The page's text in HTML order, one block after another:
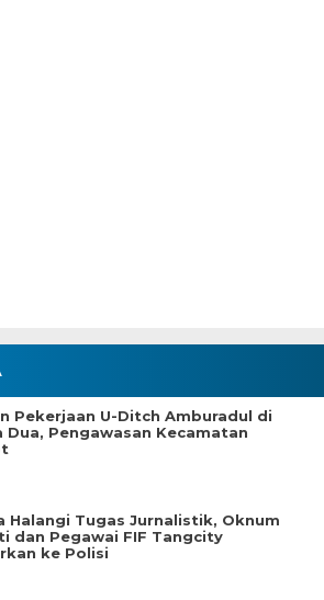
Pekerjaan U-Ditch Amburadul di
Dua, Pengawasan Kecamatan
Halangi Tugas Jurnalistik, Oknum
dan Pegawai FIF Tangcity
ke Polisi